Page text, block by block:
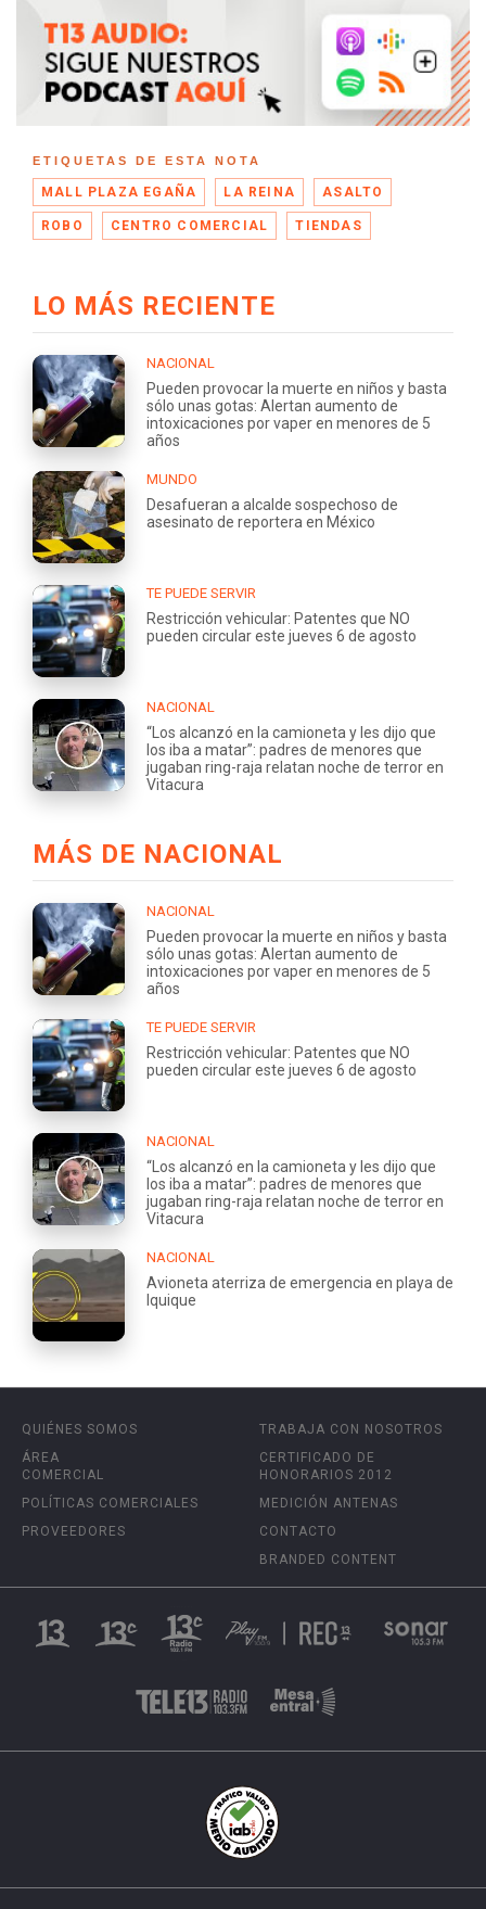
ETIQUETAS DE ESTA NOTA
MALL PLAZA EGAÑA LA REINA ASALTO
ROBO CENTRO COMERCIAL TIENDAS
LO MÁS RECIENTE
NACIONAL
Pueden provocar la muerte en niños y basta
sólo unas gotas: Alertan aumento de
intoxicaciones por vaper en menores de 5
años
MUNDO
Desafueran a alcalde sospechoso de
asesinato de reportera en México
TE PUEDE SERVIR
Restricción vehicular: Patentes que NO
pueden circular este jueves 6 de agosto
NACIONAL
“Los alcanzó en la camioneta y les dijo que
los iba a matar”: padres de menores que
jugaban ring-raja relatan noche de terror en
Vitacura
MÁS DE NACIONAL
NACIONAL
Pueden provocar la muerte en niños y basta
sólo unas gotas: Alertan aumento de
intoxicaciones por vaper en menores de 5
años
TE PUEDE SERVIR
Restricción vehicular: Patentes que NO
pueden circular este jueves 6 de agosto
NACIONAL
“Los alcanzó en la camioneta y les dijo que
los iba a matar”: padres de menores que
jugaban ring-raja relatan noche de terror en
Vitacura
NACIONAL
Avioneta aterriza de emergencia en playa de
Iquique
QUIÉNES SOMOS
ÁREA
COMERCIAL
POLÍTICAS COMERCIALES
PROVEEDORES
TRABAJA CON NOSOTROS
CERTIFICADO DE
HONORARIOS 2012
MEDICIÓN ANTENAS
CONTACTO
BRANDED CONTENT